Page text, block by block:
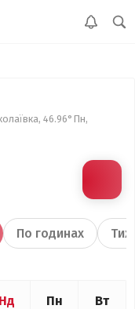
46.96°Пн,
По годинах
Нд Пн Вт